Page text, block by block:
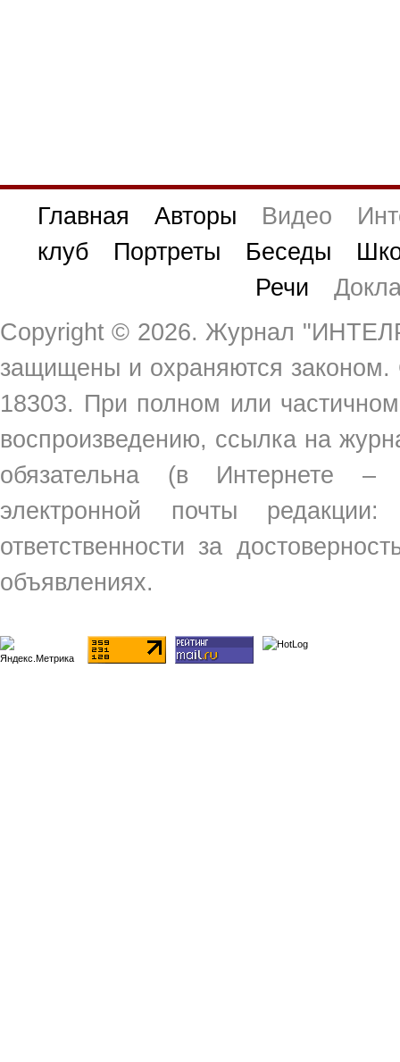
Главная Авторы Видео
клуб
Портреты Беседы
Речи
Copyright © 2026. Журнал
защищены и охраняются
18303. При полном или
воспроизведению, ссылка на
обязательна (в Интернете
электронной почты
ответственности за
объявлениях.